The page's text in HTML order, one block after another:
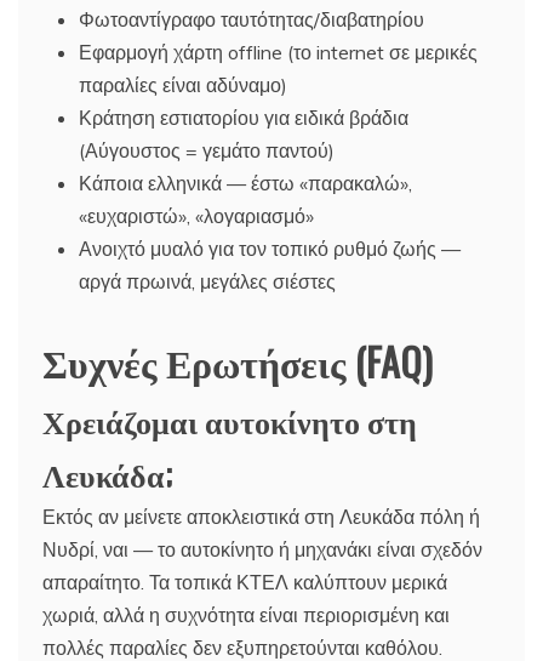
Φωτοαντίγραφο ταυτότητας/διαβατηρίου
Εφαρμογή χάρτη offline (το internet σε μερικές
παραλίες είναι αδύναμο)
Κράτηση εστιατορίου για ειδικά βράδια
(Αύγουστος = γεμάτο παντού)
Κάποια ελληνικά — έστω «παρακαλώ»,
«ευχαριστώ», «λογαριασμό»
Ανοιχτό μυαλό για τον τοπικό ρυθμό ζωής —
αργά πρωινά, μεγάλες σιέστες
Συχνές Ερωτήσεις (FAQ)
Χρειάζομαι αυτοκίνητο στη
Λευκάδα;
Εκτός αν μείνετε αποκλειστικά στη Λευκάδα πόλη ή
Νυδρί, ναι — το αυτοκίνητο ή μηχανάκι είναι σχεδόν
απαραίτητο. Τα τοπικά ΚΤΕΛ καλύπτουν μερικά
χωριά, αλλά η συχνότητα είναι περιορισμένη και
πολλές παραλίες δεν εξυπηρετούνται καθόλου.